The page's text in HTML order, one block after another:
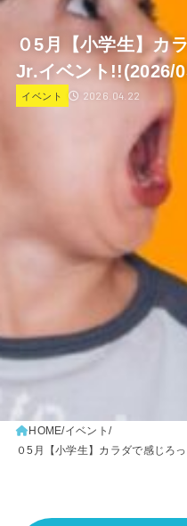
０5月【小学生】カ
Jr.イベント!!(2026/
イベント 2026.04.22
HOME イベント
０5月【小学生】カラダで感じろ